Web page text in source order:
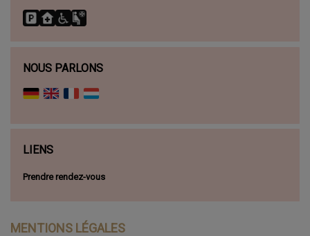
NOUS PARLONS
LIENS
Prendre rendez-vous
MENTIONS LÉGALES